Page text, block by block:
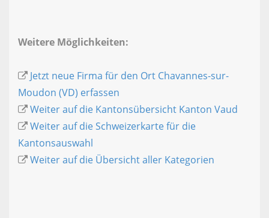
Weitere Möglichkeiten:
Jetzt neue Firma für den Ort Chavannes-sur-
Moudon (VD) erfassen
Weiter auf die Kantonsübersicht Kanton Vaud
Weiter auf die Schweizerkarte für die
Kantonsauswahl
Weiter auf die Übersicht aller Kategorien